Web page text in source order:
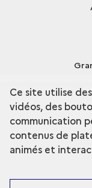
Découvrir la
Ce site utilise
vidéos, des
communication
contenus de
animés et